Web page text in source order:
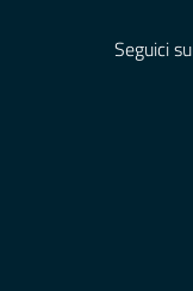
Seguici su